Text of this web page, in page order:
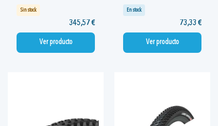
Sin stock
345,57 €
Ver producto
En stock
73,33 €
Ver producto